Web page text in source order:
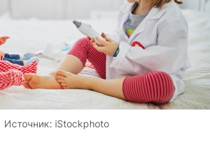
Источник: iStockphoto